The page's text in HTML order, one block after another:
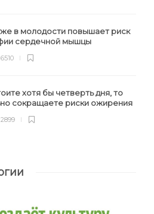
в молодости повышает риск
сердечной мышцы
6510
хотя бы четверть дня, то
сокращаете риски ожирения
2899